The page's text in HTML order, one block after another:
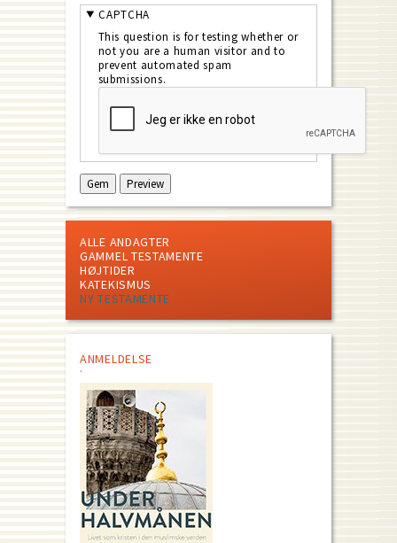
CAPTCHA
This question is for testing whether or
not you are a human visitor and to
prevent automated spam
submissions.
ALLE ANDAGTER
GAMMEL TESTAMENTE
HØJTIDER
KATEKISMUS
NY TESTAMENTE
ANMELDELSE